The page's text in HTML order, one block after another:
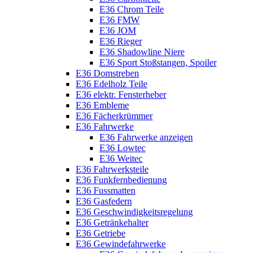
E36 Chrom Teile
E36 FMW
E36 JOM
E36 Rieger
E36 Shadowline Niere
E36 Sport Stoßstangen, Spoiler
E36 Domstreben
E36 Edelholz Teile
E36 elektr. Fensterheber
E36 Embleme
E36 Fächerkrümmer
E36 Fahrwerke
E36 Fahrwerke anzeigen
E36 Lowtec
E36 Weitec
E36 Fahrwerksteile
E36 Funkfernbedienung
E36 Fussmatten
E36 Gasfedern
E36 Geschwindigkeitsregelung
E36 Getränkehalter
E36 Getriebe
E36 Gewindefahrwerke